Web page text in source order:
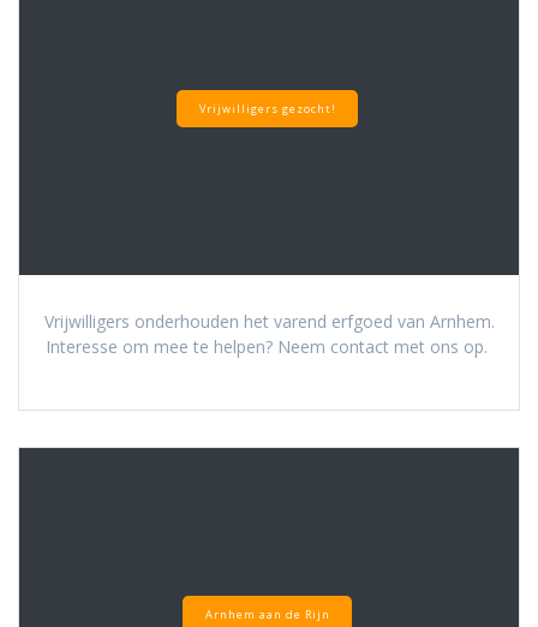
Vrijwilligers gezocht!
Vrijwilligers onderhouden het varend erfgoed van Arnhem.
Interesse om mee te helpen? Neem contact met ons op.
Arnhem aan de Rijn